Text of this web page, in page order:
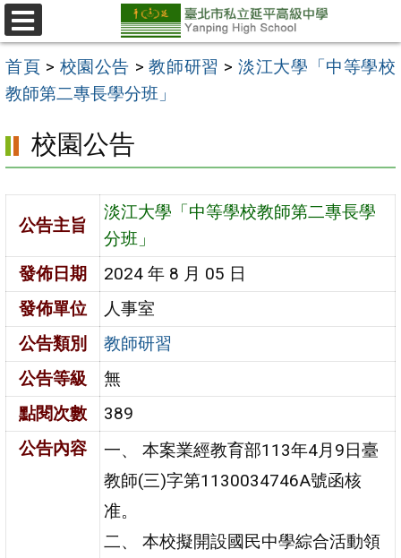
跳
至
主
要
區
選
單
首頁 > 校園公告 >教師研習 > 淡江大學「中等學校
教師第二專長學分班」
校園公告
公告主旨
淡江大學「中等學校教師第二專長學
分班」
發佈日期
2024 年 8 月 05 日
發佈單位
人事室
公告類別
教師研習
公告等級
無
點閱次數
389
公告內容
一、 本案業經教育部113年4月9日臺
教師(三)字第1130034746A號函核
准。
二、 本校擬開設國民中學綜合活動領